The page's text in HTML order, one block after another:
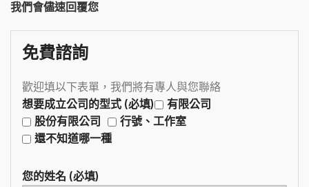
我們會儘速回覆您
免費諮詢
歡迎填以下表單，我們將有專人與您聯絡
想要成立公司的型式 (必填)
有限公司
股份有限公司
行號、工作室
還不知道哪一種
您的姓名 (必填)